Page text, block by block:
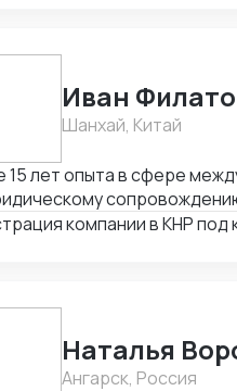
Иван
Шанхай, Китай
лет опыта в сфере
граждан России и
компании в КНР под
Наталья
Ангарск, Россия